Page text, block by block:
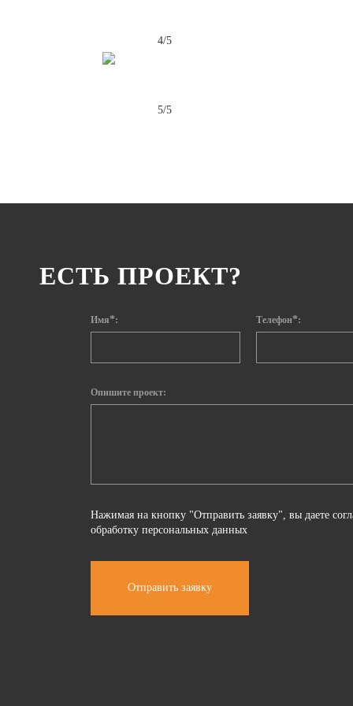
4/5
5/5
ЕСТЬ ПРОЕКТ?
Имя*: Телефон*:
Опишите проект:
Нажимая на кнопку "Отправить заявку", вы даете
обработку персональных данных
Отправить заявку